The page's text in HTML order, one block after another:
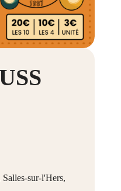
sur-l'Hers,